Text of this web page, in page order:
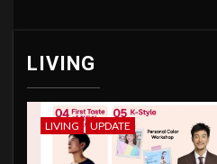
LIVING
LIVING UPDATE